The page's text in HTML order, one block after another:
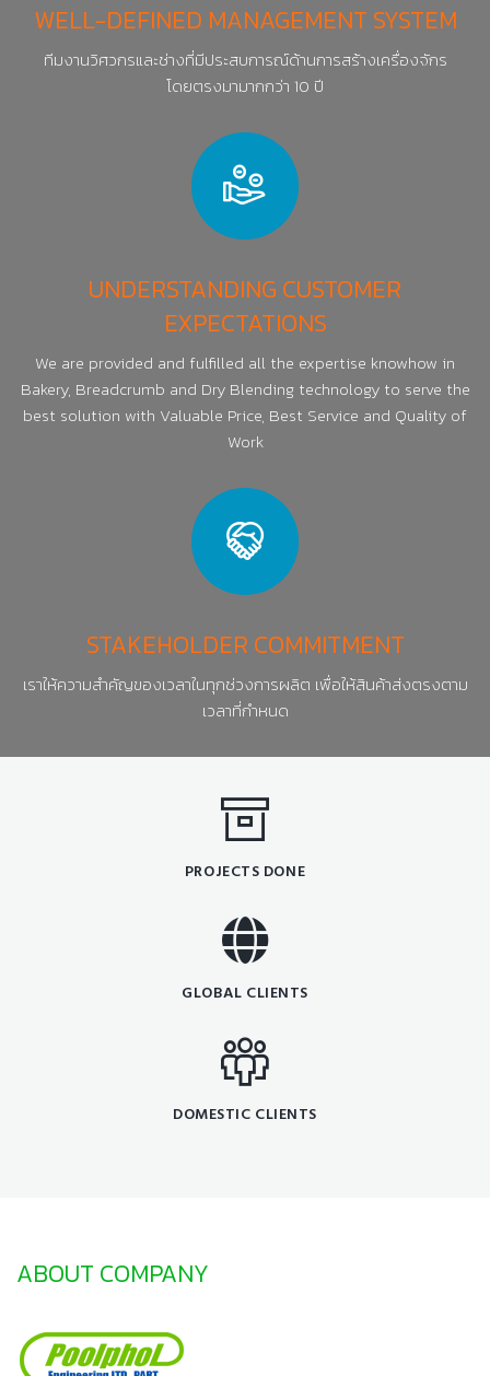
WELL-DEFINED MANAGEMENT SYSTEM
ทีมงานวิศวกรและช่างที่มีประสบการณ์ด้านการสร้างเครื่องจักร
โดยตรงมามากกว่า 10 ปี
UNDERSTANDING CUSTOMER
EXPECTATIONS
We are provided and fulfilled all the expertise knowhow in
Bakery, Breadcrumb and Dry Blending technology to serve the
best solution with Valuable Price, Best Service and Quality of
Work
STAKEHOLDER COMMITMENT
เราให้ความสำคัญของเวลาในทุกช่วงการผลิต เพื่อให้สินค้าส่งตรงตาม
เวลาที่กำหนด
PROJECTS DONE
GLOBAL CLIENTS
DOMESTIC CLIENTS
ABOUT COMPANY